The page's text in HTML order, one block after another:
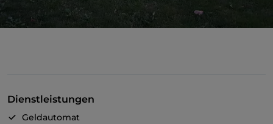
Dienstleistungen
Geldautomat